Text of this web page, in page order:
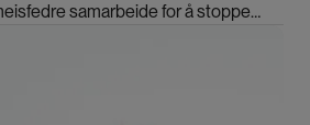
samarbeide for å stoppe